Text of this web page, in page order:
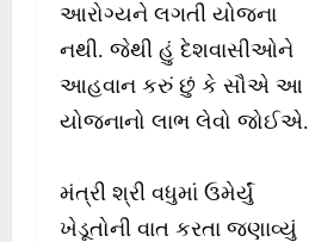
આરોગ્યને લગતી યોજના
નથી. જેથી હું દેશવાસીઓને
આહવાન કરું છું કે સૌએ આ
યોજનાનો લાભ લેવો જોઈએ.
મંત્રી શ્રી વધુમાં ઉમેર્યું
ખેડૂતોની વાત કરતા જણાવ્યું